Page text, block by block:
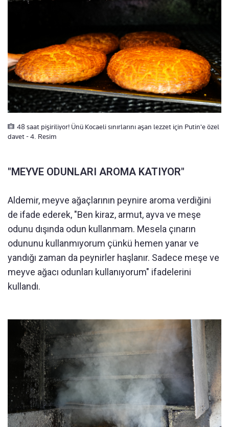
48 saat pişiriliyor! Ünü Kocaeli sınırlarını aşan lezzet için Putin'e özel
davet - 4. Resim
"MEYVE ODUNLARI AROMA KATIYOR"
Aldemir, meyve ağaçlarının peynire aroma verdiğini
de ifade ederek, "Ben kiraz, armut, ayva ve meşe
odunu dışında odun kullanmam. Mesela çınarın
odununu kullanmıyorum çünkü hemen yanar ve
yandığı zaman da peynirler haşlanır. Sadece meşe ve
meyve ağacı odunları kullanıyorum" ifadelerini
kullandı.